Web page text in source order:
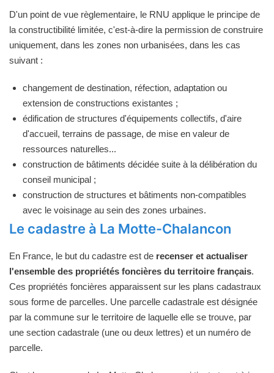
D'un point de vue règlementaire, le RNU applique le principe de
la constructibilité limitée, c'est-à-dire la permission de construire
uniquement, dans les zones non urbanisées, dans les cas
suivant :
changement de destination, réfection, adaptation ou
extension de constructions existantes ;
édification de structures d'équipements collectifs, d'aire
d'accueil, terrains de passage, de mise en valeur de
ressources naturelles...
construction de bâtiments décidée suite à la délibération du
conseil municipal ;
construction de structures et bâtiments non-compatibles
avec le voisinage au sein des zones urbaines.
Le cadastre à La Motte-Chalancon
En France, le but du cadastre est de recenser et actualiser
l'ensemble des propriétés foncières du territoire français.
Ces propriétés foncières apparaissent sur les plans cadastraux
sous forme de parcelles. Une parcelle cadastrale est désignée
par la commune sur le territoire de laquelle elle se trouve, par
une section cadastrale (une ou deux lettres) et un numéro de
parcelle.